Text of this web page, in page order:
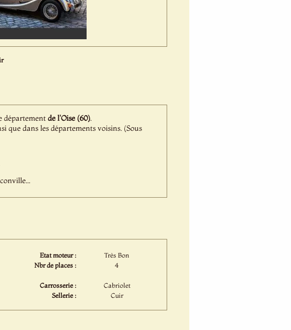
département de l'Oise (60).
que dans les départements voisins. (Sous
Etat moteur :
Très Bon
Nbr de places :
4
Carrosserie :
Cabriolet
Sellerie :
Cuir